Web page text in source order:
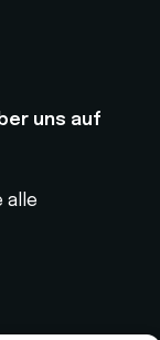
uns auf
alle